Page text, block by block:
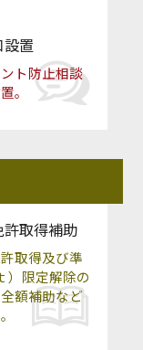
設置
ト防止相談
。
許取得補助
取得及び準
）限定解除の
額補助など